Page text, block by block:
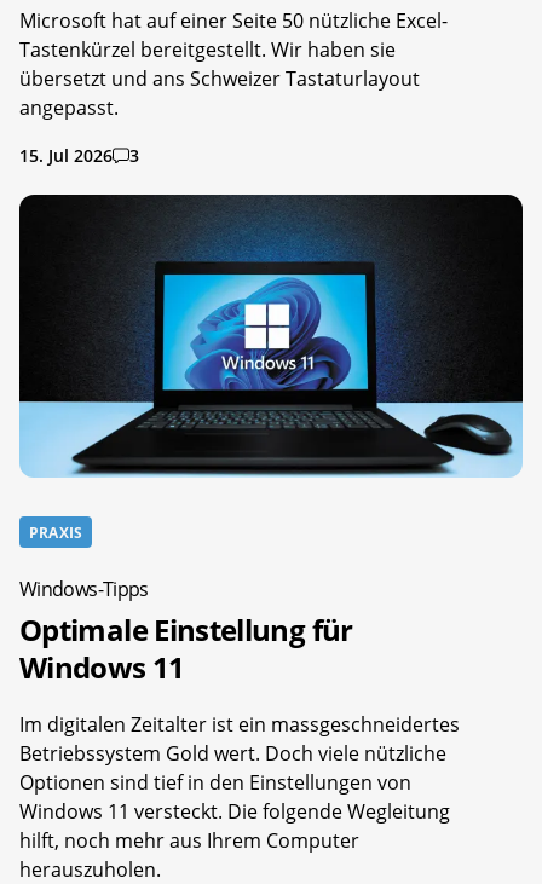
Microsoft hat auf einer Seite 50 nützliche Excel-
Tastenkürzel bereitgestellt. Wir haben sie
übersetzt und ans Schweizer Tastaturlayout
angepasst.
15. Jul 2026 3
PRAXIS
Windows-Tipps
Optimale Einstellung für
Windows 11
Im digitalen Zeitalter ist ein massgeschneidertes
Betriebssystem Gold wert. Doch viele nützliche
Optionen sind tief in den Einstellungen von
Windows 11 versteckt. Die folgende Wegleitung
hilft, noch mehr aus Ihrem Computer
herauszuholen.